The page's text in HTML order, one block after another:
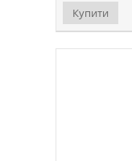
Купити